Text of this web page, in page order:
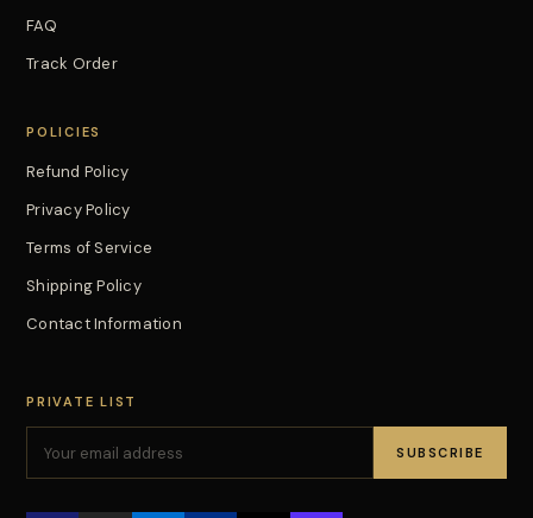
FAQ
Track Order
POLICIES
Refund Policy
Privacy Policy
Terms of Service
Shipping Policy
Contact Information
PRIVATE LIST
SUBSCRIBE